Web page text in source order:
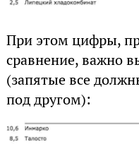
При этом цифры,
сравнение, важно
(запятые все
под другом):